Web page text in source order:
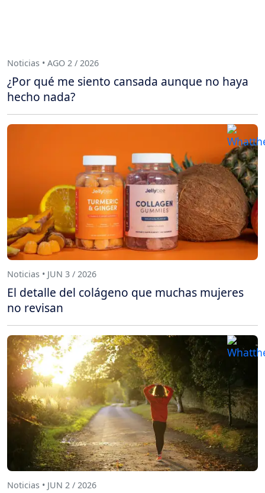
Noticias • AGO 2 / 2026
¿Por qué me siento cansada aunque no haya
hecho nada?
Noticias • JUN 3 / 2026
El detalle del colágeno que muchas mujeres
no revisan
Noticias • JUN 2 / 2026